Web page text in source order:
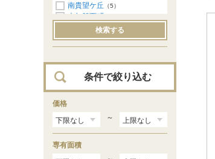
南貴望ケ丘 （5）
大矢船西町
自由ケ丘（4）
美加の台（1）
中片添町（1）
検索する
条件で絞り込む
価格
～
専有面積